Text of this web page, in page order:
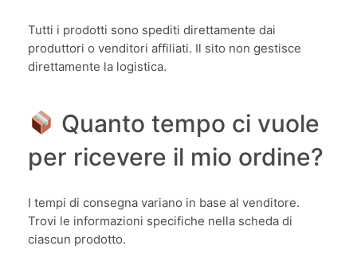
Tutti i prodotti sono spediti direttamente dai
produttori o venditori affiliati. Il sito non gestisce
direttamente la logistica.
Quanto tempo ci vuole
per ricevere il mio ordine?
I tempi di consegna variano in base al venditore.
Trovi le informazioni specifiche nella scheda di
ciascun prodotto.